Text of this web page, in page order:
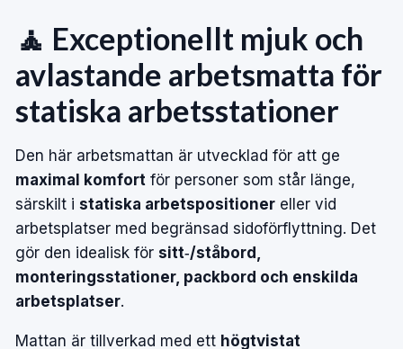
🧘 Exceptionellt mjuk och
avlastande arbetsmatta för
statiska arbetsstationer
Den här arbetsmattan är utvecklad för att ge
maximal komfort för personer som står länge,
särskilt i statiska arbetspositioner eller vid
arbetsplatser med begränsad sidoförflyttning. Det
gör den idealisk för sitt‑/ståbord,
monteringsstationer, packbord och enskilda
arbetsplatser.
Mattan är tillverkad med ett högtvistat